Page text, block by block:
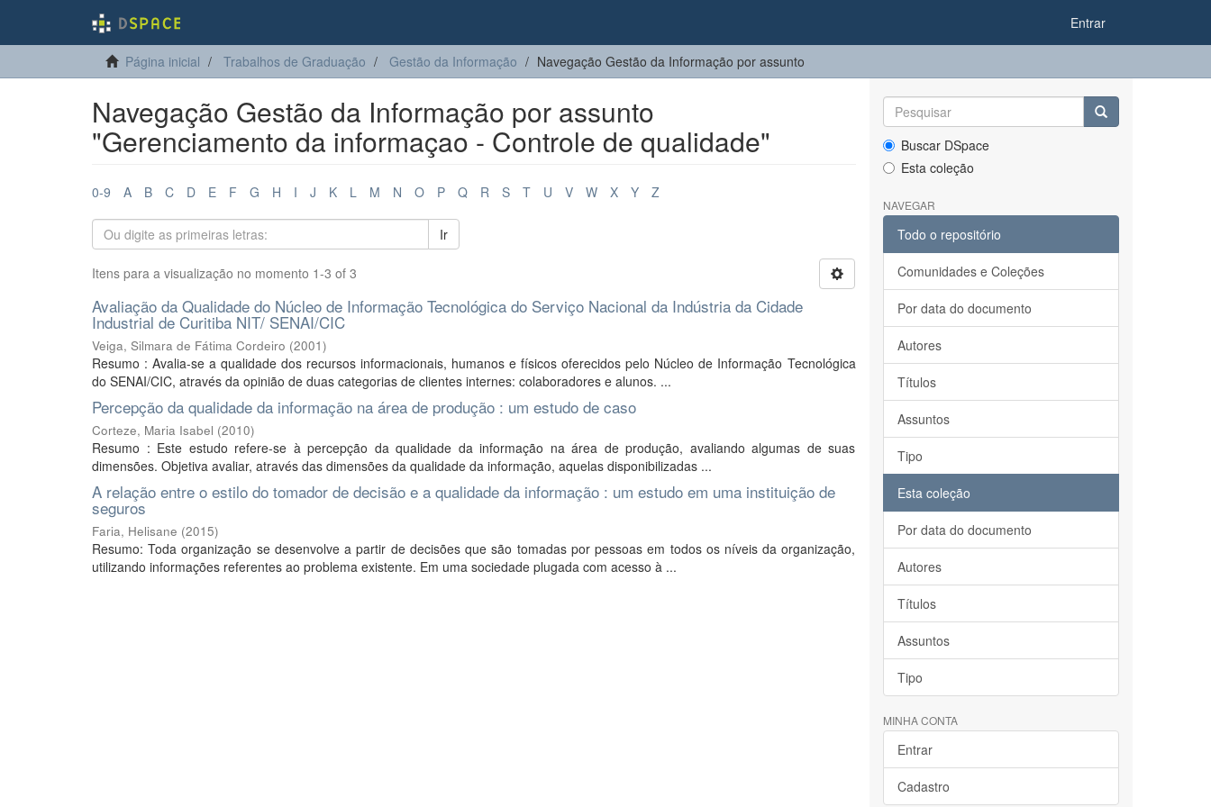
Entrar
Página inicial Trabalhos de Graduação Gestão da Informação Navegação Gestão da Informação por assunto
Navegação Gestão da Informação por assunto
"Gerenciamento da informaçao - Controle de qualidade"
0-9 A B C D E F G H I J K L M N O P Q R S T U V W X Y Z
Ir
Itens para a visualização no momento 1-3 of 3
Avaliação da Qualidade do Núcleo de Informação Tecnológica do Serviço Nacional da Indústria da Cidade
Industrial de Curitiba NIT/ SENAI/CIC
Veiga, Silmara de Fátima Cordeiro (2001)
Resumo : Avalia-se a qualidade dos recursos informacionais, humanos e físicos oferecidos pelo Núcleo de Informação Tecnológica
do SENAI/CIC, através da opinião de duas categorias de clientes internes: colaboradores e alunos. ...
Percepção da qualidade da informação na área de produção : um estudo de caso
Corteze, Maria Isabel (2010)
Resumo : Este estudo refere-se à percepção da qualidade da informação na área de produção, avaliando algumas de suas
dimensões. Objetiva avaliar, através das dimensões da qualidade da informação, aquelas disponibilizadas ...
A relação entre o estilo do tomador de decisão e a qualidade da informação : um estudo em uma instituição de
seguros
Faria, Helisane (2015)
Resumo: Toda organização se desenvolve a partir de decisões que são tomadas por pessoas em todos os níveis da organização,
utilizando informações referentes ao problema existente. Em uma sociedade plugada com acesso à ...
Buscar DSpace
Esta coleção
NAVEGAR
Todo o repositório
Comunidades e Coleções
Por data do documento
Autores
Títulos
Assuntos
Tipo
Esta coleção
Por data do documento
Autores
Títulos
Assuntos
Tipo
MINHA CONTA
Entrar
Cadastro